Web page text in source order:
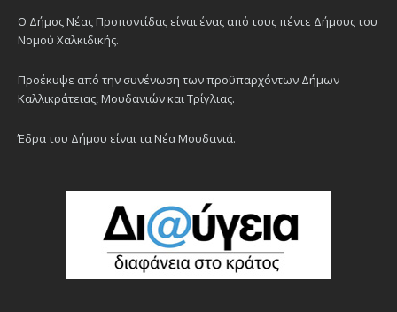
Ο Δήμος Νέας Προποντίδας είναι ένας από τους πέντε Δήμους του
Νομού Χαλκιδικής.
Προέκυψε από την συνένωση των προϋπαρχόντων Δήμων
Καλλικράτειας, Μουδανιών και Τρίγλιας.
Έδρα του Δήμου είναι τα Νέα Μουδανιά.